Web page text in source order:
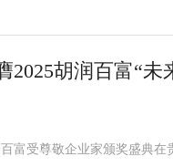
2025胡润百富“
富受尊敬企业家颁奖盛典